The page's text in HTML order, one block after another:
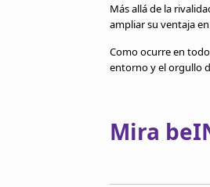
Más allá de la
ampliar su ventaja
Como ocurre en
entorno y el orgullo
Mira